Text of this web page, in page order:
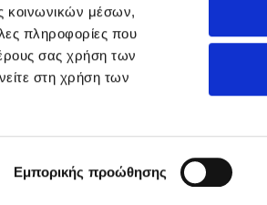
κοινωνικών μέσων,
πληροφορίες που
σας χρήση των
στη χρήση των
Εμπορικής προώθησης
by